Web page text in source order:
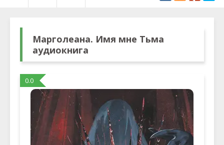
Марголеана. Имя мне Тьма
аудиокнига
0.0